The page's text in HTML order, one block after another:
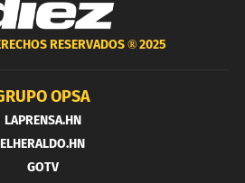
RESERVADOS ®2025
OPSA
LAPRENSA.HN
ELHERALDO.HN
GOTV